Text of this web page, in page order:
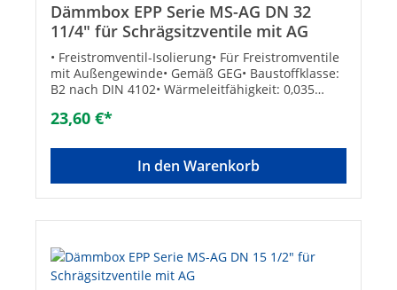
Dämmbox EPP Serie MS-AG DN 32
11/4" für Schrägsitzventile mit AG
• Freistromventil-Isolierung• Für Freistromventile
mit Außengewinde• Gemäß GEG• Baustoffklasse:
B2 nach DIN 4102• Wärmeleitfähigkeit: 0,035
23,60 €*
In den Warenkorb